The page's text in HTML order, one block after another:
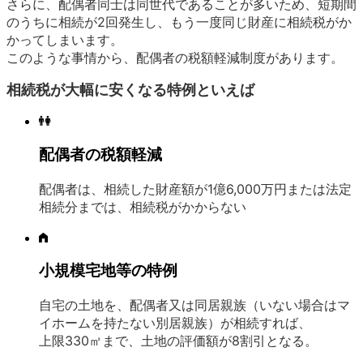
さらに、配偶者同士は同世代であることが多いため、短期間
のうちに相続が2回発生し、もう一度同じ財産に相続税がか
かってしまいます。
このような事情から、配偶者の税額軽減制度があります。
相続税が大幅に安くなる特例といえば
配偶者の税額軽減
配偶者は、相続した財産額が1億6,000万円または法定
相続分までは、相続税がかからない
小規模宅地等の特例
自宅の土地を、配偶者又は同居親族（いない場合はマ
イホームを持たない別居親族）が相続すれば、
上限330㎡まで、土地の評価額が8割引となる。